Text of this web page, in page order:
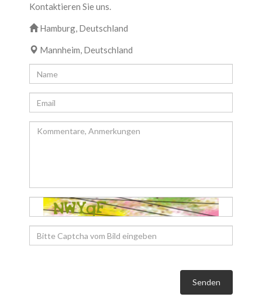
Kontaktieren Sie uns.
Hamburg, Deutschland
Mannheim, Deutschland
Senden